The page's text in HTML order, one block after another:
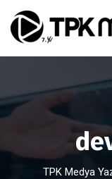
TPK Medya